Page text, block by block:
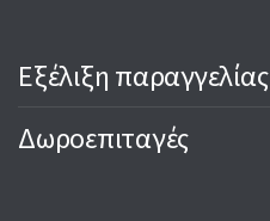
Εξέλιξη παραγγελίας
Δωροεπιταγές